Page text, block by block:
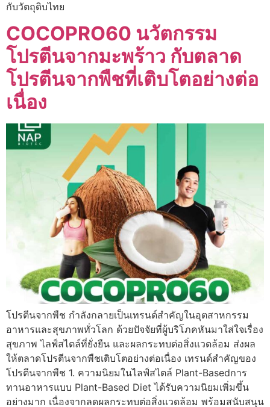
กับวัตถุดิบไทย
COCOPRO60 นวัตกรรม
โปรตีนจากมะพร้าว กับตลาด
โปรตีนจากพืชที่เติบโตอย่างต่อ
เนื่อง
โปรตีนจากพืช กำลังกลายเป็นเทรนด์สำคัญในอุตสาหกรรม
อาหารและสุขภาพทั่วโลก ด้วยปัจจัยที่ผู้บริโภคหันมาใส่ใจเรื่อง
สุขภาพ ไลฟ์สไตล์ที่ยั่งยืน และผลกระทบต่อสิ่งแวดล้อม ส่งผล
ให้ตลาดโปรตีนจากพืชเติบโตอย่างต่อเนื่อง เทรนด์สำคัญของ
โปรตีนจากพืช 1. ความนิยมในไลฟ์สไตล์ Plant-Basedการ
ทานอาหารแบบ Plant-Based Diet ได้รับความนิยมเพิ่มขึ้น
อย่างมาก เนื่องจากลดผลกระทบต่อสิ่งแวดล้อม พร้อมสนับสนุน